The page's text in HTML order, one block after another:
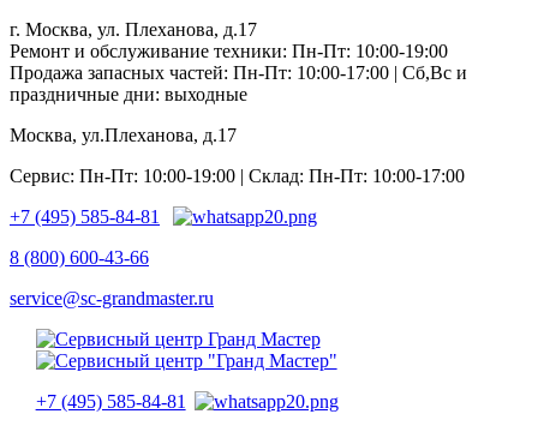
г. Москва, ул. Плеханова, д.17
Ремонт и обслуживание техники: Пн-Пт: 10:00-19:00
Продажа запасных частей: Пн-Пт: 10:00-17:00 | Сб,Вс и
праздничные дни: выходные
Москва, ул.Плеханова, д.17
Сервис: Пн-Пт: 10:00-19:00 | Склад: Пн-Пт: 10:00-17:00
+7 (495) 585-84-81
8 (800) 600-43-66
service@sc-grandmaster.ru
+7 (495) 585-84-81